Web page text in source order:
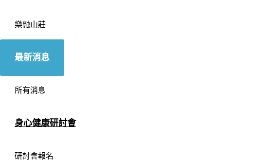
樂融山莊
最新消息
所有消息
身心健康研討會
研討會報名